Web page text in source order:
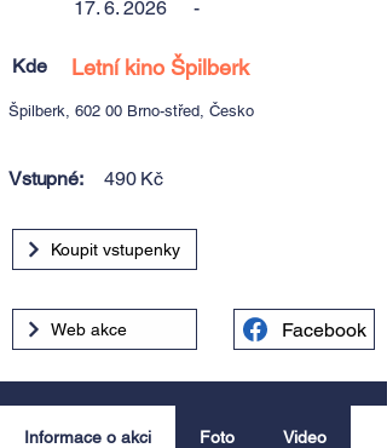
17. 6. 2026
-
Kde Letní kino Špilberk
Špilberk, 602 00 Brno-střed, Česko
Vstupné: 490 Kč
Koupit vstupenky
Web akce Facebook
Informace o akci Foto Video